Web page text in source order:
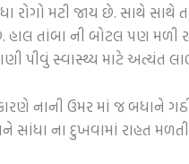
મટી જાય છે. સાથે સાથે
હાલ તાંબા ની બોટલ પણ
સ્વાસ્થ્ય માટે અત્યંત
નાની ઉમર માં જ બધાને
ના દુખવામાં રાહત